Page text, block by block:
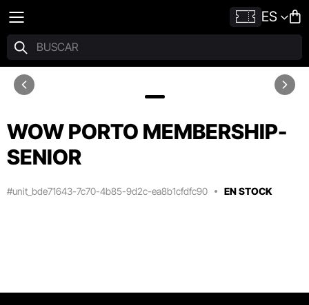
ES
WOW PORTO MEMBERSHIP-
SENIOR
#unit_bde71643-7c70-4b85-9d2c-ea8b1cfdfc90 EN STOCK